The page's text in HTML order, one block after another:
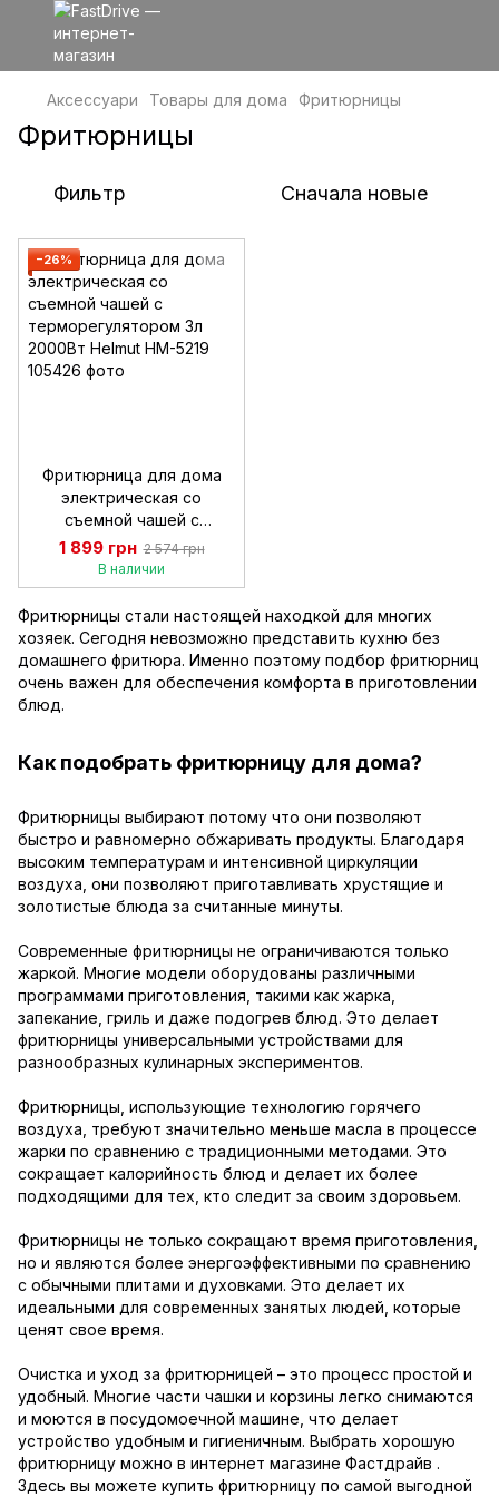
Аксессуари Товары для дома Фритюрницы
Фритюрницы
Фильтр Сначала новые
−26%
Фритюрница для дома
электрическая со
съемной чашей с
терморегулятором 3л
2000Вт Helmut HM-5219
1 899 грн 2 574 грн
В наличии
Фритюрницы стали настоящей находкой для многих
хозяек. Сегодня невозможно представить кухню без
домашнего фритюра. Именно поэтому подбор фритюрниц
очень важен для обеспечения комфорта в приготовлении
блюд.
Как подобрать фритюрницу для дома?
Фритюрницы выбирают потому что они позволяют
быстро и равномерно обжаривать продукты. Благодаря
высоким температурам и интенсивной циркуляции
воздуха, они позволяют приготавливать хрустящие и
золотистые блюда за считанные минуты.
Современные фритюрницы не ограничиваются только
жаркой. Многие модели оборудованы различными
программами приготовления, такими как жарка,
запекание, гриль и даже подогрев блюд. Это делает
фритюрницы универсальными устройствами для
разнообразных кулинарных экспериментов.
Фритюрницы, использующие технологию горячего
воздуха, требуют значительно меньше масла в процессе
жарки по сравнению с традиционными методами. Это
сокращает калорийность блюд и делает их более
подходящими для тех, кто следит за своим здоровьем.
Фритюрницы не только сокращают время приготовления,
но и являются более энергоэффективными по сравнению
с обычными плитами и духовками. Это делает их
идеальными для современных занятых людей, которые
ценят свое время.
Очистка и уход за фритюрницей – это процесс простой и
удобный. Многие части чашки и корзины легко снимаются
и моются в посудомоечной машине, что делает
устройство удобным и гигиеничным. Выбрать хорошую
фритюрницу можно в интернет магазине Фастдрайв .
Здесь вы можете купить фритюрницу по самой выгодной